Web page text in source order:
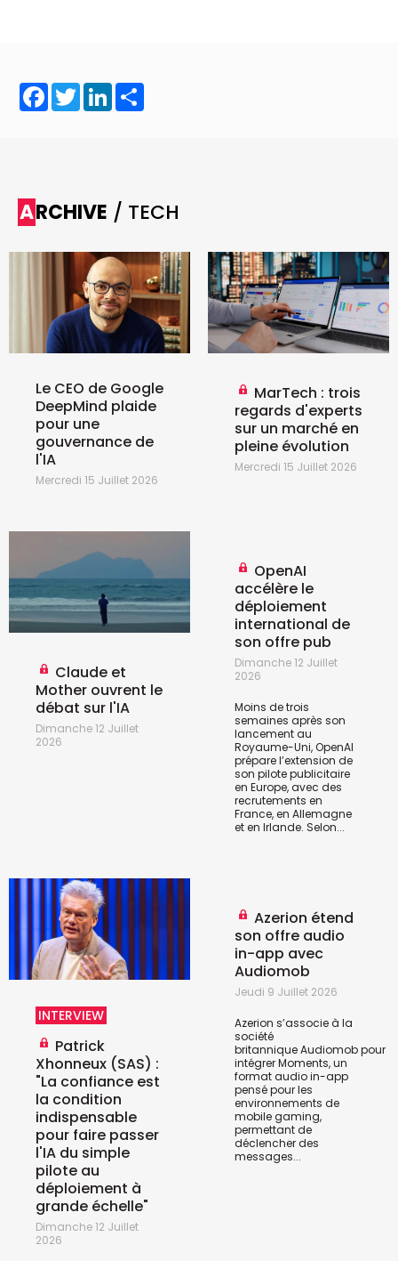
Facebook
TwitterLinkedIn
ARCHIVE / TECH
Le CEO de Google
DeepMind plaide
pour une
gouvernance de
l'IA
Mercredi 15 Juillet 2026
MarTech : trois
regards d'experts
sur un marché en
pleine évolution
Mercredi 15 Juillet 2026
Claude et
Mother ouvrent le
débat sur l'IA
Dimanche 12 Juillet
2026
OpenAI
accélère le
déploiement
international de
son offre pub
Dimanche 12 Juillet
2026
Moins de trois
semaines après son
lancement au
Royaume-Uni, OpenAI
prépare l’extension de
son pilote publicitaire
en Europe, avec des
recrutements en
France, en Allemagne
et en Irlande. Selon...
INTERVIEW
Patrick
Xhonneux (SAS) :
"La confiance est
la condition
indispensable
pour faire passer
l'IA du simple
pilote au
déploiement à
grande échelle"
Dimanche 12 Juillet
2026
Azerion étend
son offre audio
in-app avec
Audiomob
Jeudi 9 Juillet 2026
Azerion s’associe à la
société
britanniqueAudiomobpour
intégrer Moments, un
format audio in-app
pensé pour les
environnements de
mobile gaming,
permettant de
déclencher des
messages...